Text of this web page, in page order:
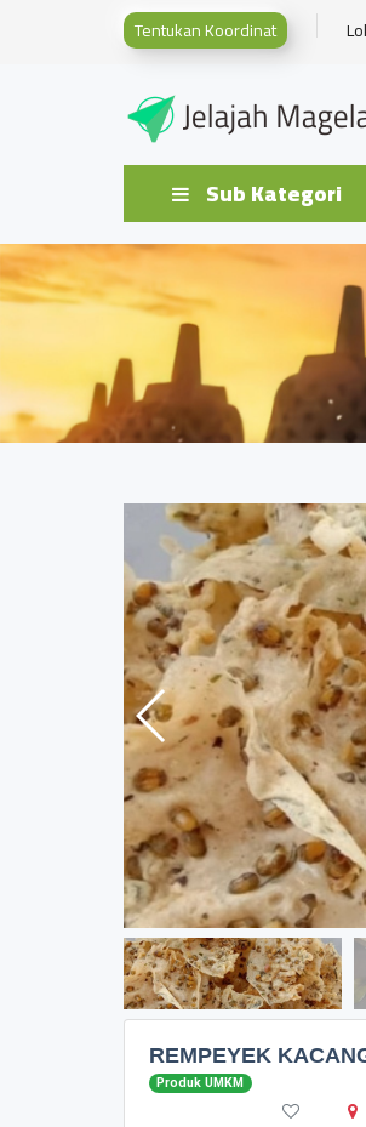
Tentukan Koordinat
Sub Kategori
REMPEYEK
Produk UMKM